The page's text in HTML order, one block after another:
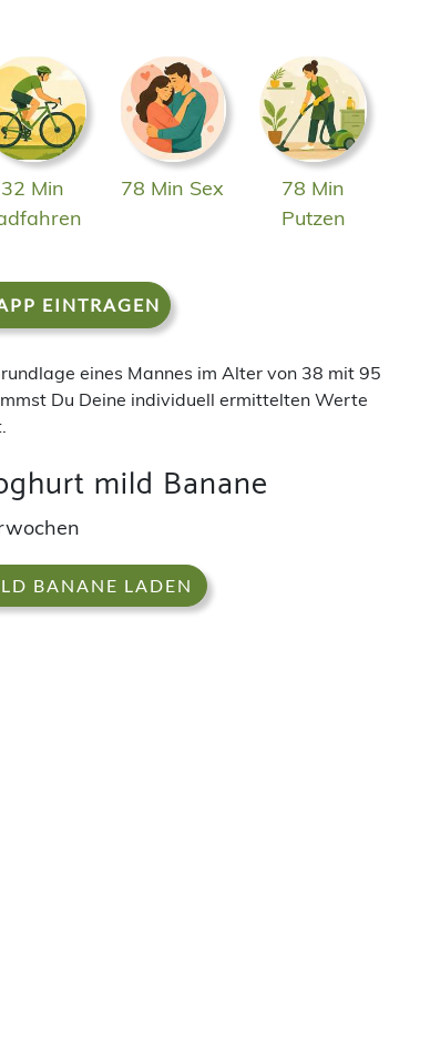
32 Min
78 Min Sex
78 Min
Putzen
EINTRAGEN
eines Mannes im Alter von 38 mit 95
Du Deine individuell ermittelten Werte
mild Banane
BANANE LADEN